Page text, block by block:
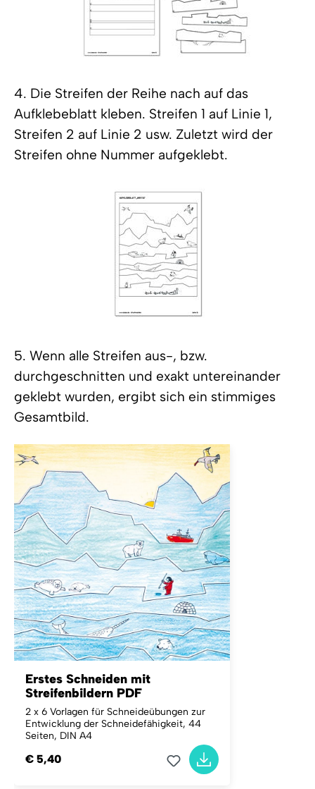
4. Die Streifen der Reihe nach auf das
Aufklebeblatt kleben. Streifen 1 auf Linie 1,
Streifen 2 auf Linie 2 usw. Zuletzt wird der
Streifen ohne Nummer aufgeklebt.
5. Wenn alle Streifen aus-, bzw.
durchgeschnitten und exakt untereinander
geklebt wurden, ergibt sich ein stimmiges
Gesamtbild.
Erstes Schneiden mit
Streifenbildern PDF
2 x 6 Vorlagen für Schneideübungen zur
Entwicklung der Schneidefähigkeit, 44
Seiten, DIN A4
€ 5,40